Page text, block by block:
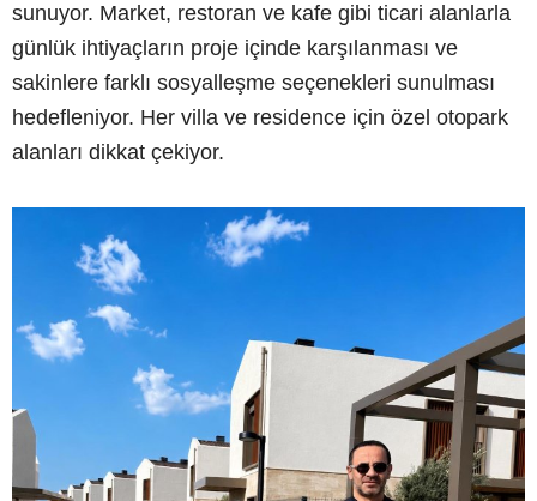
sunuyor. Market, restoran ve kafe gibi ticari alanlarla
günlük ihtiyaçların proje içinde karşılanması ve
sakinlere farklı sosyalleşme seçenekleri sunulması
hedefleniyor. Her villa ve residence için özel otopark
alanları dikkat çekiyor.